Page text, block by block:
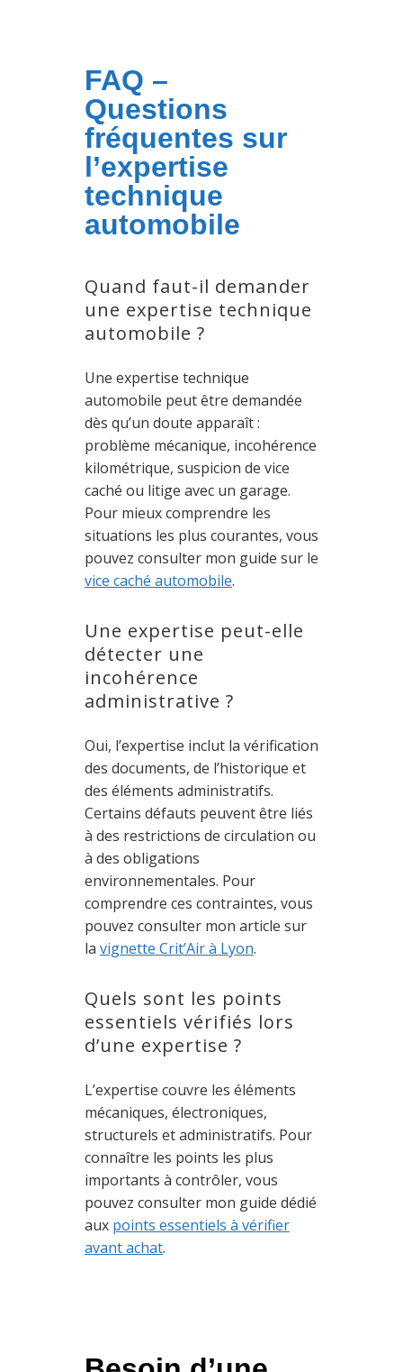
FAQ –
Questions
fréquentes sur
l’expertise
technique
automobile
Quand faut-il demander
une expertise technique
automobile ?
Une expertise technique
automobile peut être demandée
dès qu’un doute apparaît :
problème mécanique, incohérence
kilométrique, suspicion de vice
caché ou litige avec un garage.
Pour mieux comprendre les
situations les plus courantes, vous
pouvez consulter mon guide sur le
vice caché automobile.
Une expertise peut-elle
détecter une
incohérence
administrative ?
Oui, l’expertise inclut la vérification
des documents, de l’historique et
des éléments administratifs.
Certains défauts peuvent être liés
à des restrictions de circulation ou
à des obligations
environnementales. Pour
comprendre ces contraintes, vous
pouvez consulter mon article sur
la vignette Crit’Air à Lyon.
Quels sont les points
essentiels vérifiés lors
d’une expertise ?
L’expertise couvre les éléments
mécaniques, électroniques,
structurels et administratifs. Pour
connaître les points les plus
importants à contrôler, vous
pouvez consulter mon guide dédié
aux points essentiels à vérifier
avant achat.